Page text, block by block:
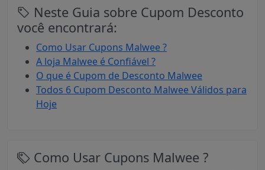
Neste Guia sobre Cupom Desconto
você encontrará:
Como Usar Cupons Malwee ?
A loja Malwee é Confiável ?
O que é Cupom de Desconto Malwee
Todos 6 Cupom Desconto Malwee Válidos para
Hoje
Como Usar Cupons Malwee ?